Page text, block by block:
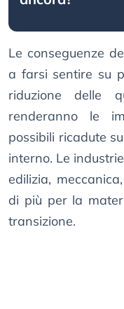
Le conseguenze
a farsi sentire su
riduzione delle
renderanno le
possibili ricadute
interno. Le
edilizia,
di più per la
transizione.